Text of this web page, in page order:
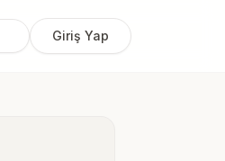
Giriş Yap